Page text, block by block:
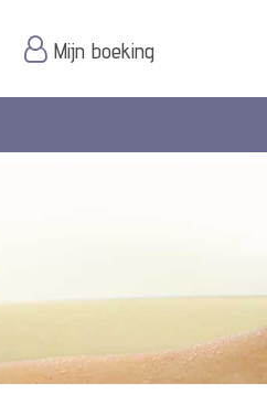
Mijn boeking